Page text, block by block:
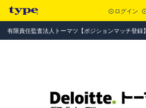
ログイン
有限責任監査法人トーマツ【ポジションマッチ登録】